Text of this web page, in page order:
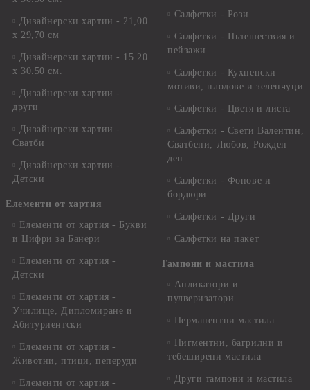
Дизайнерски хартии - 21,00
х 29,70 см
Дизайнерски хартии - 15.20
x 30.50 см.
Дизайнерски хартии -
други
Дизайнерски хартии -
Сватби
Дизайнерски хартии -
Детски
Елементи от хартия
Елементи от хартия - Букви
и Цифри за Банери
Елементи от хартия -
Детски
Елементи от хартия -
Училище, Дипломиране и
Абитуриентски
Елементи от хартия -
Животни, птици, пеперуди
Елементи от хартия -
Салфетки - Рози
Салфетки - Пътешествия и
пейзажи
Салфетки - Кухненски
мотиви, плодове и зеленчуци
Салфетки - Цветя и листа
Салфетки - Свети Валентин,
Сватбени, Любов, Рожден
ден
Салфетки - Фонове и
бордюри
Салфетки - Други
Салфетки на пакет
Тампони и мастила
Апликатори и
пулверизатори
Перманентни мастила
Пигментни, багрилни и
тебеширени мастила
Други тампони и мастила